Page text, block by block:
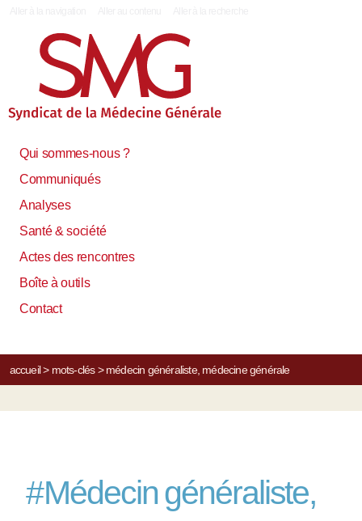
Qui sommes-nous ?
Communiqués
Analyses
Santé & société
Actes des rencontres
Boîte à outils
Contact
accueil> mots-clés> médecin généraliste, médecine générale
#Médecin généraliste,